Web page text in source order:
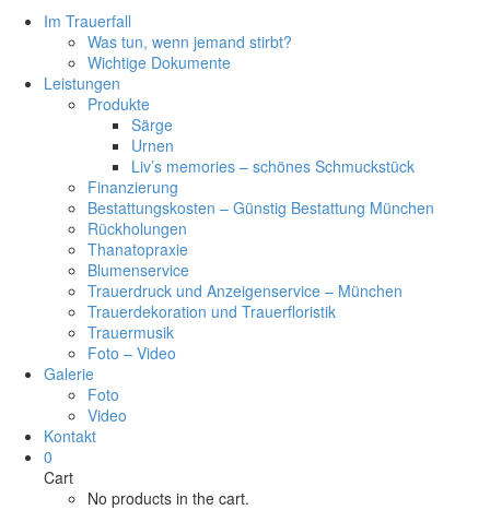
Im Trauerfall
Was tun, wenn jemand stirbt?
Wichtige Dokumente
Leistungen
Produkte
Särge
Urnen
Liv’s memories – schönes Schmuckstück
Finanzierung
Bestattungskosten – Günstig Bestattung München
Rückholungen
Thanatopraxie
Blumenservice
Trauerdruck und Anzeigenservice – München
Trauerdekoration und Trauerfloristik
Trauermusik
Foto – Video
Galerie
Foto
Video
Kontakt
0
Cart
No products in the cart.